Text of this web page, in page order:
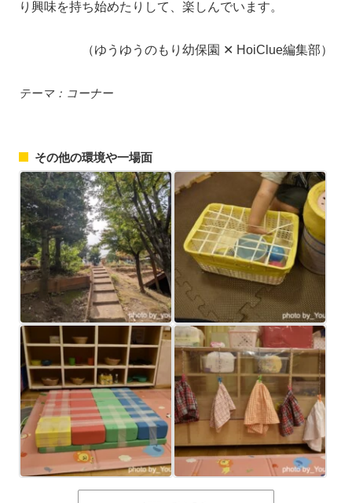
り興味を持ち始めたりして、楽しんでいます。
（ゆうゆうのもり幼保園 ✕ HoiClue編集部）
テーマ：コーナー
その他の環境や一場面